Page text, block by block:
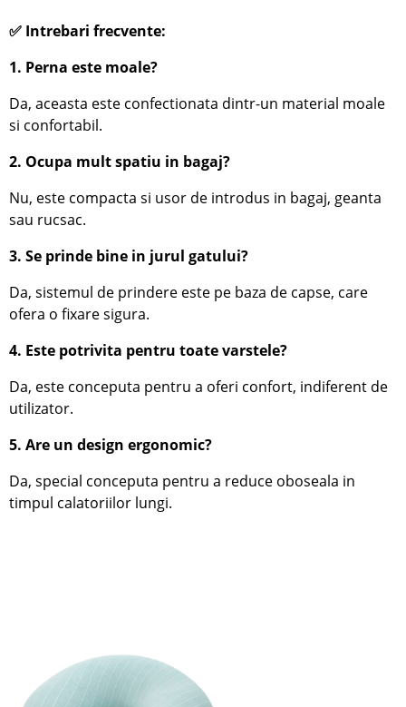
✅ Intrebari frecvente:
1. Perna este moale?
Da, aceasta este confectionata dintr-un material moale
si confortabil.
2. Ocupa mult spatiu in bagaj?
Nu, este compacta si usor de introdus in bagaj, geanta
sau rucsac.
3. Se prinde bine in jurul gatului?
Da, sistemul de prindere este pe baza de capse, care
ofera o fixare sigura.
4. Este potrivita pentru toate varstele?
Da, este conceputa pentru a oferi confort, indiferent de
utilizator.
5. Are un design ergonomic?
Da, special conceputa pentru a reduce oboseala in
timpul calatoriilor lungi.